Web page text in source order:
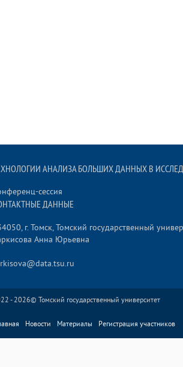
АНАЛИЗА БОЛЬШИХ ДАННЫХ В
сессия
ДАННЫЕ
г. Томск, Томский государственный
Анна Юрьевна
- 2026© Томский государственный университет
Новости Материалы Регистрация участников